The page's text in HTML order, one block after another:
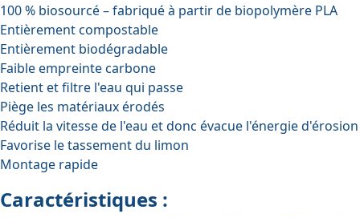
100 % biosourcé – fabriqué à partir de biopolymère PLA
Entièrement compostable
Entièrement biodégradable
Faible empreinte carbone
Retient et filtre l'eau qui passe
Piège les matériaux érodés
Réduit la vitesse de l'eau et donc évacue l'énergie d'érosion
Favorise le tassement du limon
Montage rapide
Caractéristiques :